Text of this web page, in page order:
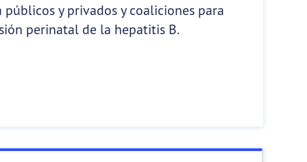
y privados y coaliciones para
perinatal de la hepatitis B.